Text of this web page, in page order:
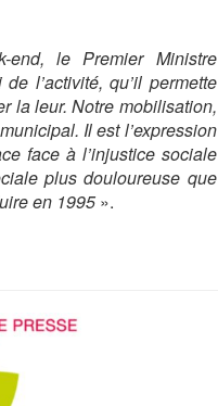
end, le Premier Ministre
l’activité, qu’il permette
la leur. Notre mobilisation,
Il est l’expression
face à l’injustice sociale
plus douloureuse que
en 1995 ».